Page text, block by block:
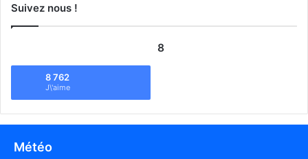
Suivez nous !
8
8 762
J\'aime
Météo